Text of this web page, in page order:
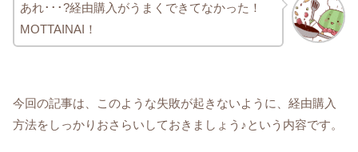
あれ･･･?経由購入がうまくできてなかった！
MOTTAINAI！
今回の記事は、このような失敗が起きないように、経由購入
方法をしっかりおさらいしておきましょう♪という内容です。